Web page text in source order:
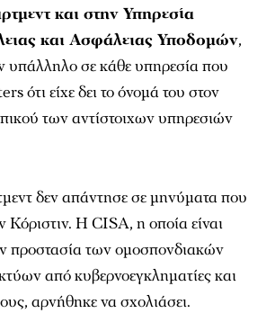
και στην Υπηρεσία
και Ασφάλειας Υποδομών,
υπάλληλο σε κάθε υπηρεσία που
ότι είχε δει το όνομά του στον
των αντίστοιχων υπηρεσιών
δεν απάντησε σε μηνύματα που
Κόριστιν. Η CISA, η οποία είναι
προστασία των ομοσπονδιακών
από κυβερνοεγκληματίες και
αρνήθηκε να σχολιάσει.